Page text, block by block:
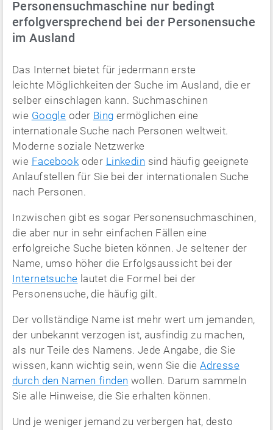
Personen­suchmaschine nur bedingt
erfolgversprechend bei der Personensuche
im Ausland
Das Internet bietet für jedermann erste
leichte Möglichkeiten der Suche im Ausland, die er
selber einschlagen kann. Suchmaschinen
wie Google oder Bing ermöglichen eine
internationale Suche nach Personen weltweit.
Moderne soziale Netzwerke
wie Facebook oder Linkedin sind häufig geeignete
Anlaufstellen für Sie bei der internationalen Suche
nach Personen.
Inzwischen gibt es sogar Personensuchmaschinen,
die aber nur in sehr einfachen Fällen eine
erfolgreiche Suche bieten können. Je seltener der
Name, umso höher die Erfolgsaussicht bei der
Internetsuche lautet die Formel bei der
Personensuche, die häufig gilt.
Der vollständige Name ist mehr wert um jemanden,
der unbekannt verzogen ist, ausfindig zu machen,
als nur Teile des Namens. Jede Angabe, die Sie
wissen, kann wichtig sein, wenn Sie die Adresse
durch den Namen finden wollen. Darum sammeln
Sie alle Hinweise, die Sie erhalten können.
Und je weniger jemand zu verbergen hat, desto